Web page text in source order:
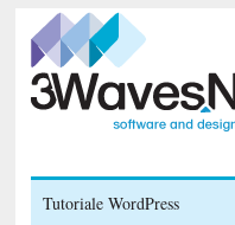
Tutoriale WordPress